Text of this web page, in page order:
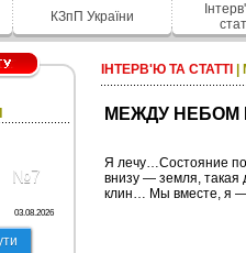
КЗпП України
№7
03.08.2026
ІНТЕРВ'Ю ТА СТАТТІ
МЕЖДУ НЕБОМ
Я лечу…Состояние
внизу — земля, такая
клин… Мы вместе, я